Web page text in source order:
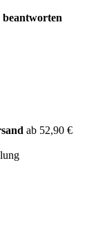
ab 52,90 €